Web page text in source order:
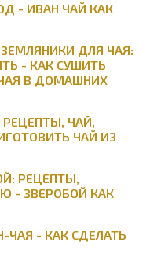
- ИВАН ЧАЙ КАК
ДЛЯ ЧАЯ:
- КАК СУШИТЬ
В ДОМАШНИХ
ЧАЙ,
ЧАЙ ИЗ
РЕЦЕПТЫ,
- ЗВЕРОБОЙ КАК
ЧАЯ - КАК СДЕЛАТЬ